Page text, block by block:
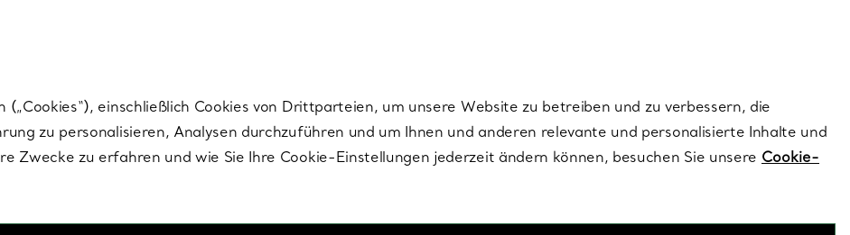
einschließlich Cookies von Drittparteien, um unsere Website zu betreiben und zu verbessern, die
zu personalisieren, Analysen durchzuführen und um Ihnen und anderen relevante und personalisierte Inhalte und
Zwecke zu erfahren und wie Sie Ihre Cookie-Einstellungen jederzeit ändern können, besuchen Sie unsere Cookie-